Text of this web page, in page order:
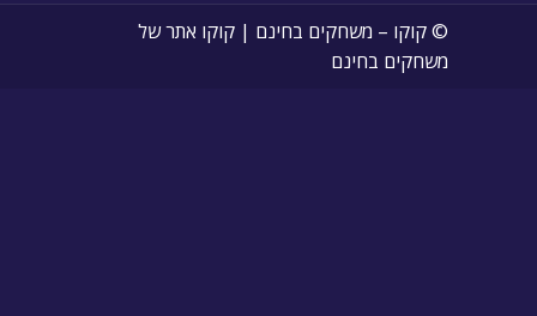
© קוקו – משחקים בחינם | קוקו אתר של
משחקים בחינם